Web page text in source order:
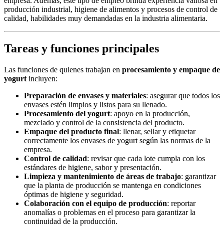
producción industrial, higiene de alimentos y procesos de control de
calidad, habilidades muy demandadas en la industria alimentaria.
Tareas y funciones principales
Las funciones de quienes trabajan en procesamiento y empaque de
yogurt incluyen:
Preparación de envases y materiales: asegurar que todos los
envases estén limpios y listos para su llenado.
Procesamiento del yogurt: apoyo en la producción,
mezclado y control de la consistencia del producto.
Empaque del producto final: llenar, sellar y etiquetar
correctamente los envases de yogurt según las normas de la
empresa.
Control de calidad: revisar que cada lote cumpla con los
estándares de higiene, sabor y presentación.
Limpieza y mantenimiento de áreas de trabajo: garantizar
que la planta de producción se mantenga en condiciones
óptimas de higiene y seguridad.
Colaboración con el equipo de producción: reportar
anomalías o problemas en el proceso para garantizar la
continuidad de la producción.